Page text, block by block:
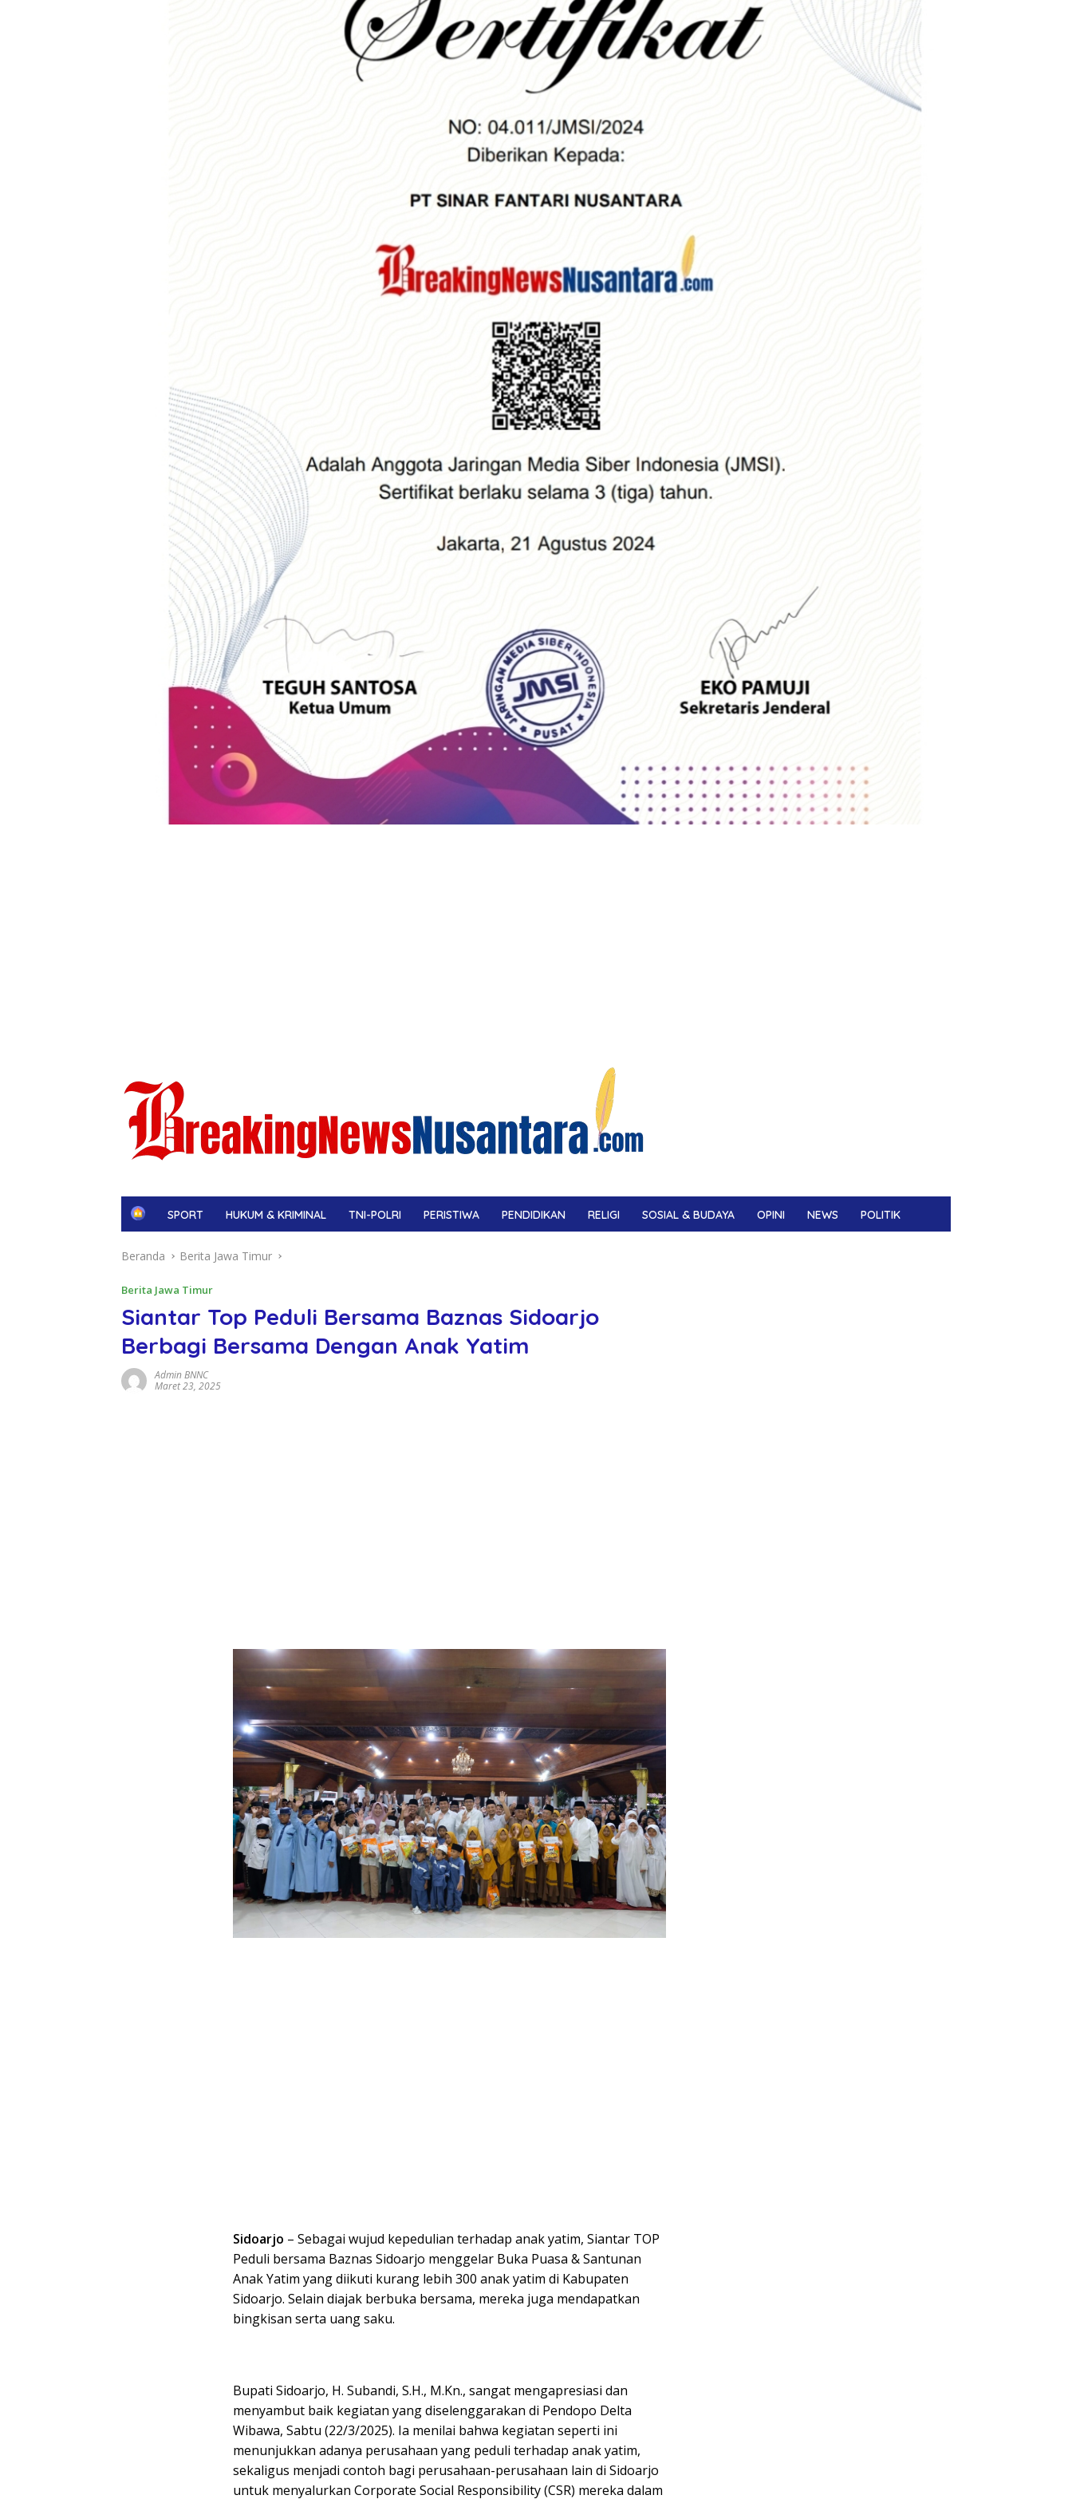
H
e
SPORT HUKUM & KRIMINAL TNI-POLRI PERISTIWA PENDIDIKAN RELIGI SOSIAL & BUDAYA OPINI NEWS POLITIK
Beranda Berita Jawa Timur
Berita Jawa Timur
Siantar Top Peduli Bersama Baznas Sidoarjo
Berbagi Bersama Dengan Anak Yatim
Admin BNNC
Maret 23, 2025
Sidoarjo – Sebagai wujud kepedulian terhadap anak yatim, Siantar TOP
Peduli bersama Baznas Sidoarjo menggelar Buka Puasa & Santunan
Anak Yatim yang diikuti kurang lebih 300 anak yatim di Kabupaten
Sidoarjo. Selain diajak berbuka bersama, mereka juga mendapatkan
bingkisan serta uang saku.
Bupati Sidoarjo, H. Subandi, S.H., M.Kn., sangat mengapresiasi dan
menyambut baik kegiatan yang diselenggarakan di Pendopo Delta
Wibawa, Sabtu (22/3/2025). Ia menilai bahwa kegiatan seperti ini
menunjukkan adanya perusahaan yang peduli terhadap anak yatim,
sekaligus menjadi contoh bagi perusahaan-perusahaan lain di Sidoarjo
untuk menyalurkan Corporate Social Responsibility (CSR) mereka dalam